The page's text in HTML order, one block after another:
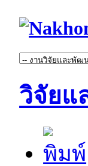
วิจัยแ